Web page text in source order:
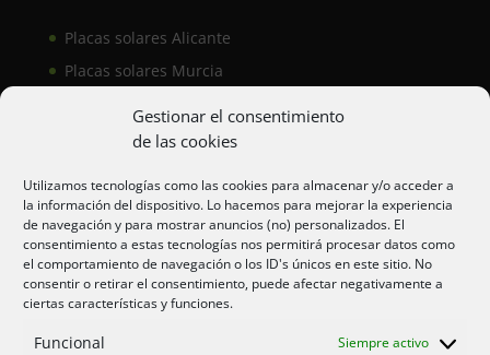
Gestionar el consentimiento
de las cookies
Utilizamos tecnologías como las cookies para almacenar y/o acceder a
la información del dispositivo. Lo hacemos para mejorar la experiencia
de navegación y para mostrar anuncios (no) personalizados. El
consentimiento a estas tecnologías nos permitirá procesar datos como
el comportamiento de navegación o los ID's únicos en este sitio. No
consentir o retirar el consentimiento, puede afectar negativamente a
ciertas características y funciones.
Funcional Siempre activo
Placas solares Alicante
Placas solares Murcia
Aire acondicionado Alicante
Aire acondicionador Murcia
Aire acondicionado San Juan